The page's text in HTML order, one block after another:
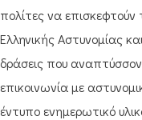
πολίτες να
Ελληνικής Αστυνομίας
δράσεις που
επικοινωνία με
έντυπο ενημερωτικό